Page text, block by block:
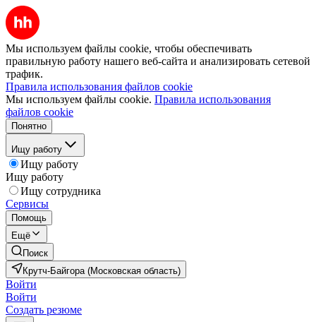
Мы используем файлы cookie, чтобы обеспечивать
правильную работу нашего веб-сайта и анализировать сетевой
трафик.
Правила использования файлов cookie
Мы используем файлы cookie. Правила использования
файлов cookie
Понятно
Ищу работу
Ищу работу
Ищу работу
Ищу сотрудника
Сервисы
Помощь
Ещё
Поиск
Крутч-Байгора (Московская область)
Войти
Войти
Создать резюме